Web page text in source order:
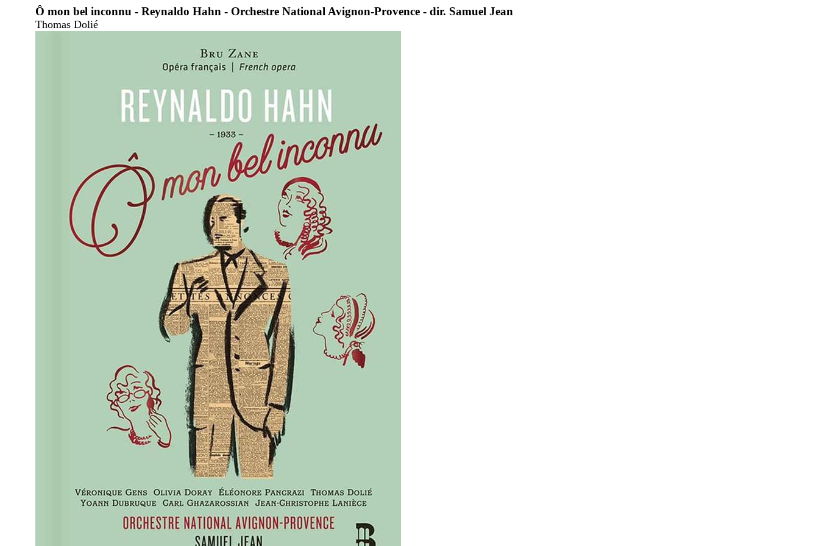
Ô mon bel inconnu - Reynaldo Hahn - Orchestre National Avignon-Provence - dir. Samuel Jean
Thomas Dolié